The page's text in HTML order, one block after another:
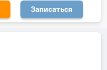
Записаться